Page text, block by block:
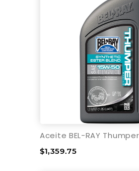
$1,359.75